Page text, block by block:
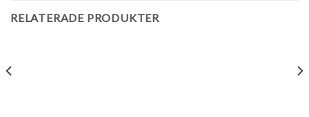
RELATERADE PRODUKTER